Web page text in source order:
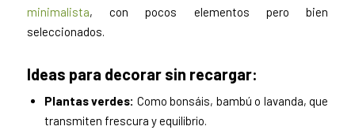
minimalista, con pocos elementos pero bien
seleccionados.
Ideas para decorar sin recargar:
Plantas verdes: Como bonsáis, bambú o lavanda, que
transmiten frescura y equilibrio.